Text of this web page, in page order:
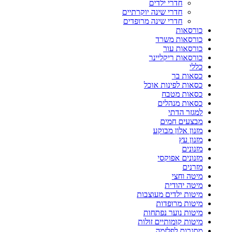
חדרי ילדים
חדרי שינה יוקרתיים
חדרי שינה מרופדים
כורסאות
כורסאות משרד
כורסאות עור
כורסאות ריקליינר
כללי
כסאות בר
כסאות לפינות אוכל
כסאות מטבח
כסאות מנהלים
למגזר הדתי
מבצעים חמים
מזנון אלון מבוקע
מזנון עץ
מזנונים
מזנונים אפוקסי
מזרנים
מיטה וחצי
מיטה יהודית
מיטות ילדים מעוצבות
מיטות מרופדות
מיטות נוער נפתחות
מיטות קומותיים זולות